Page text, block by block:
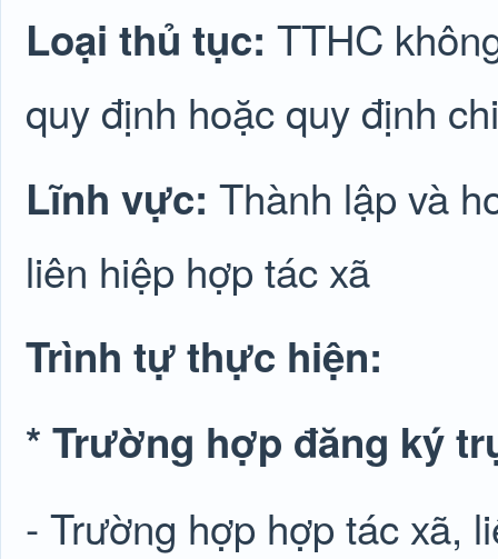
Loại thủ tục: TTHC
quy định hoặc quy định
Lĩnh vực: Thành lập và
liên hiệp hợp tác xã
Trình tự thực hiện:
* Trường hợp đăng ký
- Trường hợp hợp tác xã,